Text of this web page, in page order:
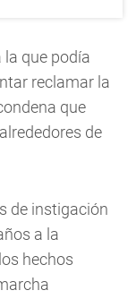
que podía
reclamar la
que
de
de instigación
a la
hechos